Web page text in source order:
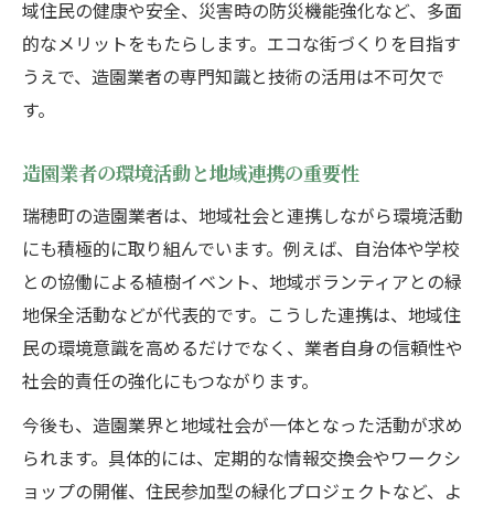
域住民の健康や安全、災害時の防災機能強化など、多面
的なメリットをもたらします。エコな街づくりを目指す
うえで、造園業者の専門知識と技術の活用は不可欠で
す。
造園業者の環境活動と地域連携の重要性
瑞穂町の造園業者は、地域社会と連携しながら環境活動
にも積極的に取り組んでいます。例えば、自治体や学校
との協働による植樹イベント、地域ボランティアとの緑
地保全活動などが代表的です。こうした連携は、地域住
民の環境意識を高めるだけでなく、業者自身の信頼性や
社会的責任の強化にもつながります。
今後も、造園業界と地域社会が一体となった活動が求め
られます。具体的には、定期的な情報交換会やワークシ
ョップの開催、住民参加型の緑化プロジェクトなど、よ